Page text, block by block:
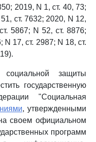
2019, N 1, ст. 40, 73;
ст. 7632; 2020, N 12,
5867; N 52, ст. 8876;
N 17, ст. 2987; N 18, ст.
защиты
государственную
"Социальная
, утвержденными
своем официальном
программ